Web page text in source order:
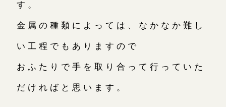
す。
金属の種類によっては、なかなか難し
い工程でもありますので
おふたりで手を取り合って行っていた
だければと思います。